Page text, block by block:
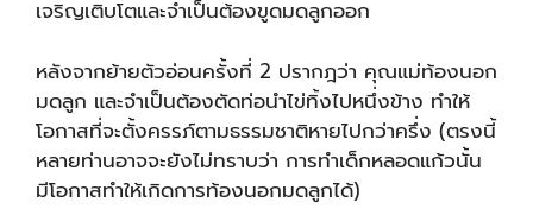
เจริญเติบโตและจำเป็นต้องขูดมดลูกออก
หลังจากย้ายตัวอ่อนครั้งที่ 2 ปรากฎว่า คุณแม่ท้องนอก
มดลูก และจำเป็นต้องตัดท่อนำไข่ทิ้งไปหนึ่งข้าง ทำให้
โอกาสที่จะตั้งครรภ์ตามธรรมชาติหายไปกว่าครึ่ง (ตรงนี้
หลายท่านอาจจะยังไม่ทราบว่า การทำเด็กหลอดแก้วนั้น
มีโอกาสทำให้เกิดการท้องนอกมดลูกได้)